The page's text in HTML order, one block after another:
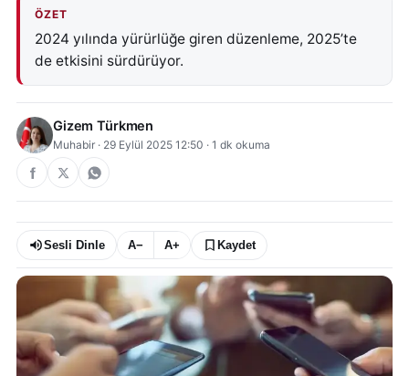
ÖZET
2024 yılında yürürlüğe giren düzenleme, 2025’te
de etkisini sürdürüyor.
Gizem Türkmen
Muhabir · 29 Eylül 2025 12:50 · 1 dk okuma
Sesli Dinle A− A+ Kaydet